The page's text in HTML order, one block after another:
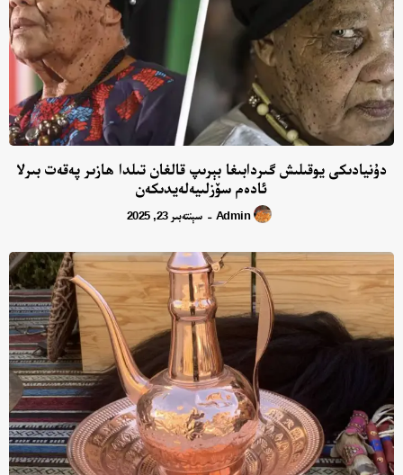
دۇنيادىكى يوقىلىش گىردابىغا بېرىپ قالغان تىلدا ھازىر پەقەت بىرلا
ئادەم سۆزلىيەلەيدىكەن
Admin
- سېنتەبىر 23, 2025